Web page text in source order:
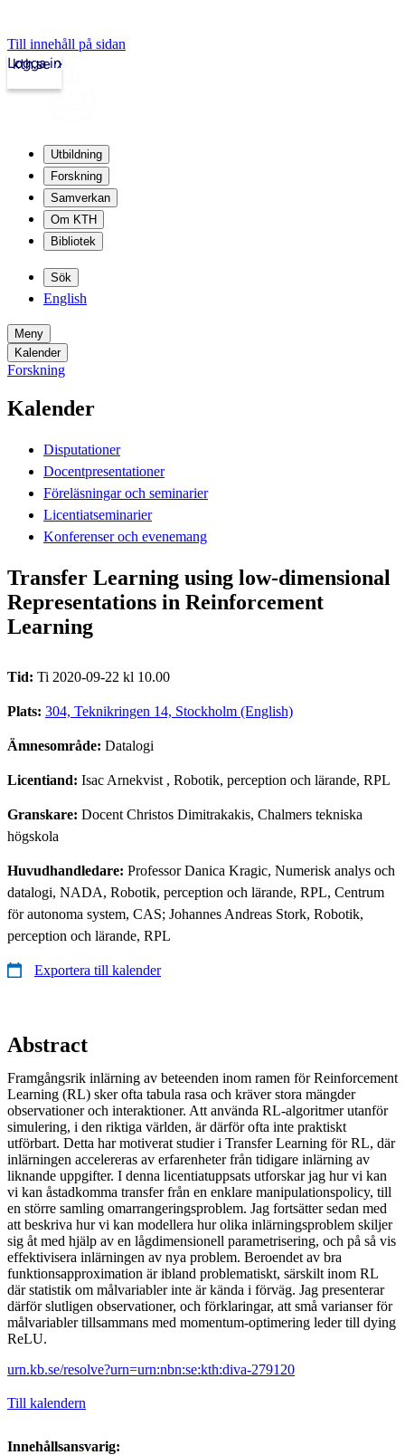
Till innehåll på sidan
kth.se
Logga in
Utbildning
Forskning
Samverkan
Om KTH
Bibliotek
Sök
English
Meny
Kalender
Forskning
Kalender
Disputationer
Docentpresentationer
Föreläsningar och seminarier
Licentiatseminarier
Konferenser och evenemang
Transfer Learning using low-dimensional
Representations in Reinforcement
Learning
Tid: Ti 2020-09-22 kl 10.00
Plats: 304, Teknikringen 14, Stockholm (English)
Ämnesområde: Datalogi
Licentiand: Isac Arnekvist , Robotik, perception och lärande, RPL
Granskare: Docent Christos Dimitrakakis, Chalmers tekniska
högskola
Huvudhandledare: Professor Danica Kragic, Numerisk analys och
datalogi, NADA, Robotik, perception och lärande, RPL, Centrum
för autonoma system, CAS; Johannes Andreas Stork, Robotik,
perception och lärande, RPL
Exportera till kalender
Abstract
Framgångsrik inlärning av beteenden inom ramen för Reinforcement
Learning (RL) sker ofta tabula rasa och kräver stora mängder
observationer och interaktioner. Att använda RL-algoritmer utanför
simulering, i den riktiga världen, är därför ofta inte praktiskt
utförbart. Detta har motiverat studier i Transfer Learning för RL, där
inlärningen accelereras av erfarenheter från tidigare inlärning av
liknande uppgifter. I denna licentiatuppsats utforskar jag hur vi kan
vi kan åstadkomma transfer från en enklare manipulationspolicy, till
en större samling omarrangeringsproblem. Jag fortsätter sedan med
att beskriva hur vi kan modellera hur olika inlärningsproblem skiljer
sig åt med hjälp av en lågdimensionell parametrisering, och på så vis
effektivisera inlärningen av nya problem. Beroendet av bra
funktionsapproximation är ibland problematiskt, särskilt inom RL
där statistik om målvariabler inte är kända i förväg. Jag presenterar
därför slutligen observationer, och förklaringar, att små varianser för
målvariabler tillsammans med momentum-optimering leder till dying
ReLU.
urn.kb.se/resolve?urn=urn:nbn:se:kth:diva-279120
Till kalendern
Innehållsansvarig: